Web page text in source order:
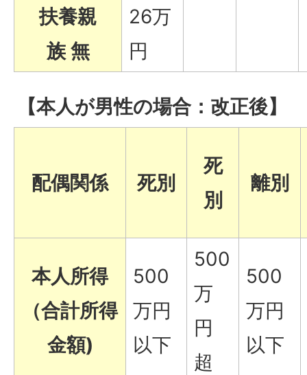
扶養親
族 無
26万
円
【本人が男性の場合：改正後】
配偶関係 死別
死
別
離別
本人所得
（合計所得
金額)
500
万円
以下
500
万
円
超
500
万円
以下